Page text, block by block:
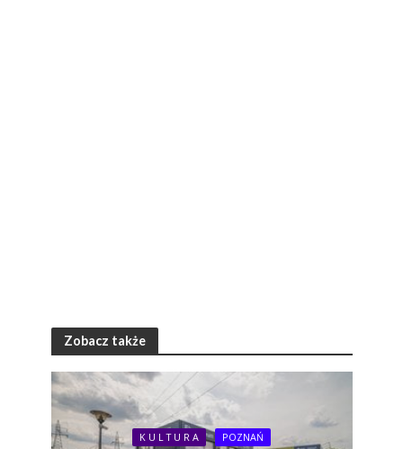
Zobacz także
K U L T U R A POZNAŃ